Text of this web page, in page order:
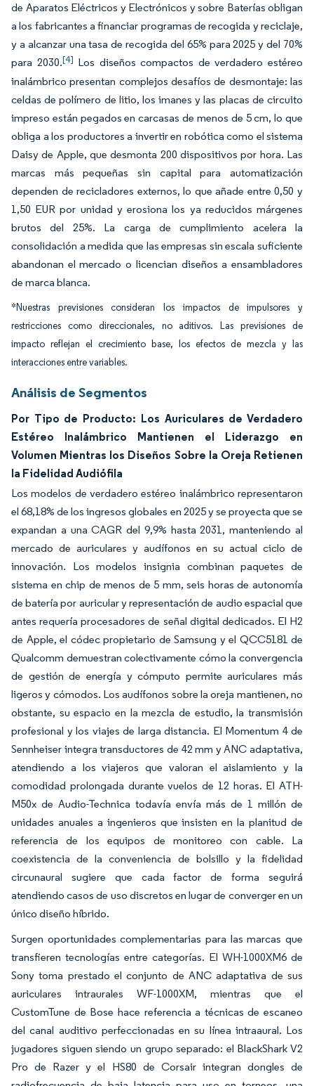
de Aparatos Eléctricos y Electrónicos y sobre Baterías obligan
a los fabricantes a financiar programas de recogida y reciclaje,
y a alcanzar una tasa de recogida del 65% para 2025 y del 70%
para 2030.[4] Los diseños compactos de verdadero estéreo
inalámbrico presentan complejos desafíos de desmontaje: las
celdas de polímero de litio, los imanes y las placas de circuito
impreso están pegados en carcasas de menos de 5 cm, lo que
obliga a los productores a invertir en robótica como el sistema
Daisy de Apple, que desmonta 200 dispositivos por hora. Las
marcas más pequeñas sin capital para automatización
dependen de recicladores externos, lo que añade entre 0,50 y
1,50 EUR por unidad y erosiona los ya reducidos márgenes
brutos del 25%. La carga de cumplimiento acelera la
consolidación a medida que las empresas sin escala suficiente
abandonan el mercado o licencian diseños a ensambladores
de marca blanca.
*Nuestras previsiones consideran los impactos de impulsores y
restricciones como direccionales, no aditivos. Las previsiones de
impacto reflejan el crecimiento base, los efectos de mezcla y las
interacciones entre variables.
Análisis de Segmentos
Por Tipo de Producto: Los Auriculares de Verdadero
Estéreo Inalámbrico Mantienen el Liderazgo en
Volumen Mientras los Diseños Sobre la Oreja Retienen
la Fidelidad Audiófila
Los modelos de verdadero estéreo inalámbrico representaron
el 68,18% de los ingresos globales en 2025 y se proyecta que se
expandan a una CAGR del 9,9% hasta 2031, manteniendo al
mercado de auriculares y audífonos en su actual ciclo de
innovación. Los modelos insignia combinan paquetes de
sistema en chip de menos de 5 mm, seis horas de autonomía
de batería por auricular y representación de audio espacial que
antes requería procesadores de señal digital dedicados. El H2
de Apple, el códec propietario de Samsung y el QCC5181 de
Qualcomm demuestran colectivamente cómo la convergencia
de gestión de energía y cómputo permite auriculares más
ligeros y cómodos. Los audífonos sobre la oreja mantienen, no
obstante, su espacio en la mezcla de estudio, la transmisión
profesional y los viajes de larga distancia. El Momentum 4 de
Sennheiser integra transductores de 42 mm y ANC adaptativa,
atendiendo a los viajeros que valoran el aislamiento y la
comodidad prolongada durante vuelos de 12 horas. El ATH-
M50x de Audio-Technica todavía envía más de 1 millón de
unidades anuales a ingenieros que insisten en la planitud de
referencia de los equipos de monitoreo con cable. La
coexistencia de la conveniencia de bolsillo y la fidelidad
circunaural sugiere que cada factor de forma seguirá
atendiendo casos de uso discretos en lugar de converger en un
único diseño híbrido.
Surgen oportunidades complementarias para las marcas que
transfieren tecnologías entre categorías. El WH-1000XM6 de
Sony toma prestado el conjunto de ANC adaptativa de sus
auriculares intraurales WF-1000XM, mientras que el
CustomTune de Bose hace referencia a técnicas de escaneo
del canal auditivo perfeccionadas en su línea intraaural. Los
jugadores siguen siendo un grupo separado: el BlackShark V2
Pro de Razer y el HS80 de Corsair integran dongles de